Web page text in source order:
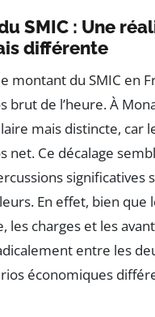
SMIC : Une
différente
montant du SMIC en
brut de l’heure. À
mais distincte, car
net. Ce décalage
significatives
En effet, bien que
les charges et les
entre les
économiques